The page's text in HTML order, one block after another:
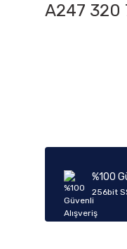
A247 320
Ürün fiyatı
Bu ürüne
%100
256bit